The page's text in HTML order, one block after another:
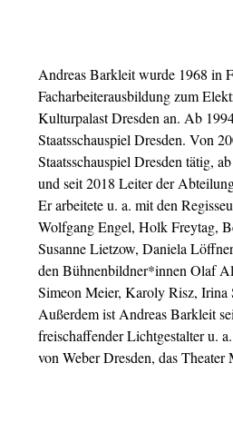
Andreas Barkleit wurde 1968 in
Facharbeiterausbildung zum
Kulturpalast Dresden an. Ab
Staatsschauspiel Dresden. Von
Staatsschauspiel Dresden tätig,
und seit 2018 Leiter der
Er arbeitete u. a. mit den
Wolfgang Engel, Holk Freytag,
Susanne Lietzow, Daniela
den Bühnenbildner*innen Olaf
Simeon Meier, Karoly Risz, Irina
Außerdem ist Andreas Barkleit
freischaffender Lichtgestalter u.
von Weber Dresden, das